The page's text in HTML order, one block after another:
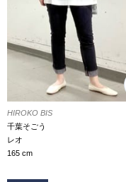
HIROKO BIS
千葉そごう
レオ
165 cm